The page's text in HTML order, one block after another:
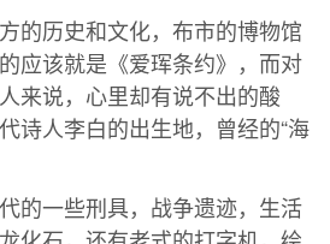
的历史和文化，布市的博物馆
应该就是《爱珲条约》，而对
来说，心里却有说不出的酸
诗人李白的出生地，曾经的“海
的一些刑具，战争遗迹，生活